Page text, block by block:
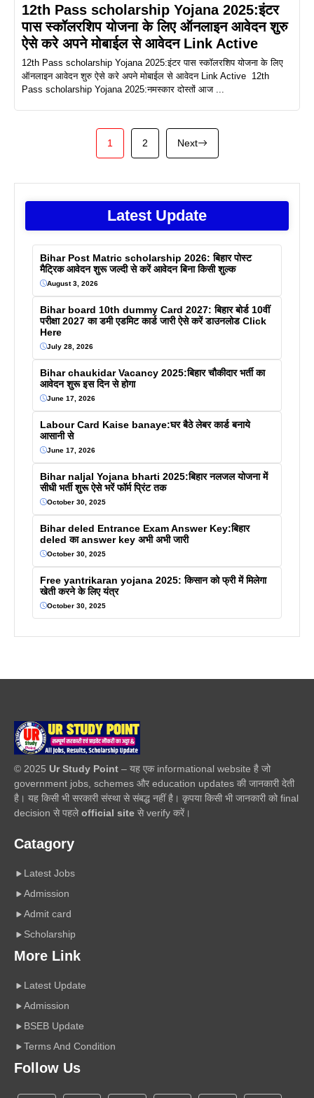
12th Pass scholarship Yojana 2025:इंटर
पास स्कॉलरशिप योजना के लिए ऑनलाइन आवेदन शुरु
ऐसे करे अपने मोबाईल से आवेदन Link Active
12th Pass scholarship Yojana 2025:इंटर पास स्कॉलरशिप योजना के लिए
ऑनलाइन आवेदन शुरु ऐसे करे अपने मोबाईल से आवेदन Link Active 12th
Pass scholarship Yojana 2025:नमस्कार दोस्तों आज ...
1 2 Next
Latest Update
Bihar Post Matric scholarship 2026: बिहार पोस्ट
मैट्रिक आवेदन शुरू जल्दी से करें आवेदन बिना किसी शुल्क
August 3, 2026
Bihar board 10th dummy Card 2027: बिहार बोर्ड 10वीं
परीक्षा 2027 का डमी एडमिट कार्ड जारी ऐसे करें डाउनलोड Click
Here
July 28, 2026
Bihar chaukidar Vacancy 2025:बिहार चौकीदार भर्ती का
आवेदन शुरू इस दिन से होगा
June 17, 2026
Labour Card Kaise banaye:घर बैठे लेबर कार्ड बनाये
आसानी से
June 17, 2026
Bihar naljal Yojana bharti 2025:बिहार नलजल योजना में
सीधी भर्ती शुरू ऐसे भरें फॉर्म प्रिंट तक
October 30, 2025
Bihar deled Entrance Exam Answer Key:बिहार
deled का answer key अभी अभी जारी
October 30, 2025
Free yantrikaran yojana 2025: किसान को फ्री में मिलेगा
खेती करने के लिए यंत्र
October 30, 2025
© 2025 Ur Study Point – यह एक informational website है जो
government jobs, schemes और education updates की जानकारी देती
है। यह किसी भी सरकारी संस्था से संबद्ध नहीं है। कृपया किसी भी जानकारी को final
decision से पहलेofficial site से verify करें।
Catagory
Latest Jobs
Admission
Admit card
Scholarship
More Link
Latest Update
Admission
BSEB Update
Terms And Condition
Follow Us